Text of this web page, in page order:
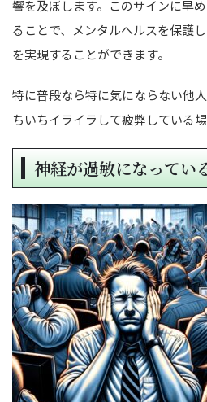
響を及ぼします。このサインに早
ることで、メンタルヘルスを保護
を実現することができます。
特に普段なら特に気にならない他
ちいちイライラして疲弊している
神経が過敏になってい